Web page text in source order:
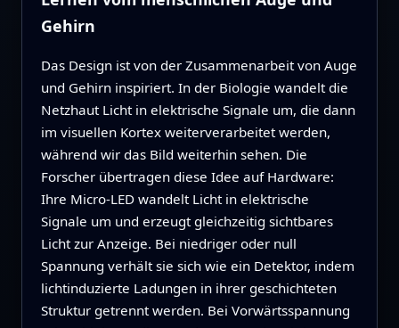
Gehirn
Das Design ist von der Zusammenarbeit von Auge
und Gehirn inspiriert. In der Biologie wandelt die
Netzhaut Licht in elektrische Signale um, die dann
im visuellen Kortex weiterverarbeitet werden,
während wir das Bild weiterhin sehen. Die
Forscher übertragen diese Idee auf Hardware:
Ihre Micro‑LED wandelt Licht in elektrische
Signale um und erzeugt gleichzeitig sichtbares
Licht zur Anzeige. Bei niedriger oder null
Spannung verhält sie sich wie ein Detektor, indem
lichtinduzierte Ladungen in ihrer geschichteten
Struktur getrennt werden. Bei Vorwärtsspannung